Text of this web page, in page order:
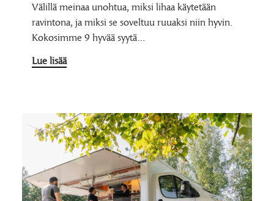
Välillä meinaa unohtua, miksi lihaa käytetään
ravintona, ja miksi se soveltuu ruuaksi niin hyvin.
Kokosimme 9 hyvää syytä…
Lue lisää